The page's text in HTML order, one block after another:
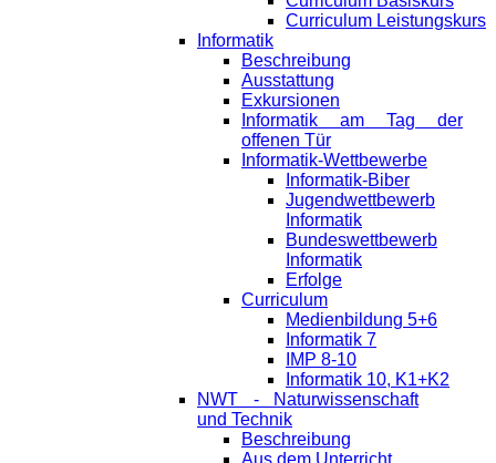
Curriculum Leistungskurs
Informatik
Beschreibung
Ausstattung
Exkursionen
Informatik am Tag der
offenen Tür
Informatik-Wettbewerbe
Informatik-Biber
Jugendwettbewerb
Informatik
Bundeswettbewerb
Informatik
Erfolge
Curriculum
Medienbildung 5+6
Informatik 7
IMP 8-10
Informatik 10, K1+K2
NWT - Naturwissenschaft
und Technik
Beschreibung
Aus dem Unterricht